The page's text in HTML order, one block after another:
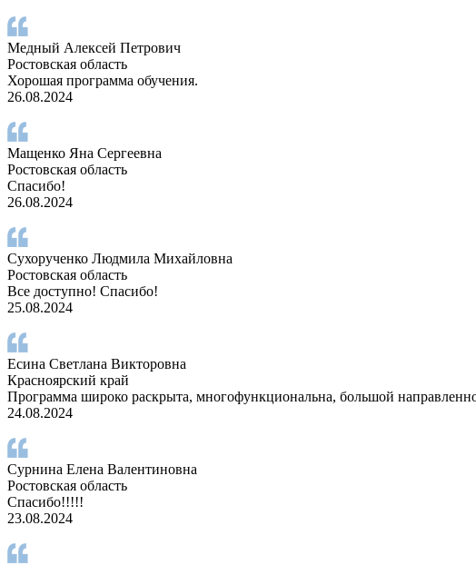
Медный Алексей Петрович
Ростовская область
Хорошая программа обучения.
26.08.2024
Мащенко Яна Сергеевна
Ростовская область
Спасибо!
26.08.2024
Сухорученко Людмила Михайловна
Ростовская область
Все доступно! Спасибо!
25.08.2024
Есина Светлана Викторовна
Красноярский край
Программа широко раскрыта, многофункциональна, большой
24.08.2024
Сурнина Елена Валентиновна
Ростовская область
Спасибо!!!!!
23.08.2024